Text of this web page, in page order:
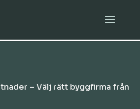
– Välj rätt byggfirma från